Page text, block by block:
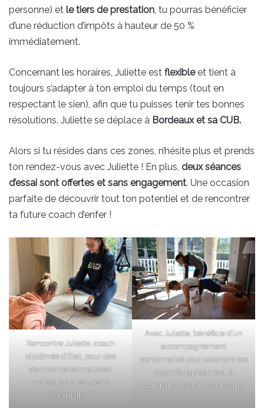
personne) et le tiers de prestation , tu pourras bénéficier
d’une réduction d’impôts à hauteur de 50 %
immédiatement.
Concernant les horaires, Juliette est flexibleet tient à
toujours s’adapter à ton emploi du temps (tout en
respectant le sien), afin que tu puisses tenir tes bonnes
résolutions. Juliette se déplace à Bordeaux et sa CUB.
Alors si tu résides dans ces zones, n’hésite plus et prends
ton rendez-vous avec Juliette ! En plus, deux séances
d’essai sont offertes et sans engagement. Une occasion
parfaite de découvrir tout ton potentiel et de rencontrer
ta future coach d’enfer !
Rencontre Juliette, coach
diplômée d’État, pour des
séances personnalisées,
motivation et soutien à
domicile.
Avec Juliette, bénéficie d’un
accompagnement
personnalisé pour atteindre tes
objectifs rapidement, à
domicile et selon tes besoins.